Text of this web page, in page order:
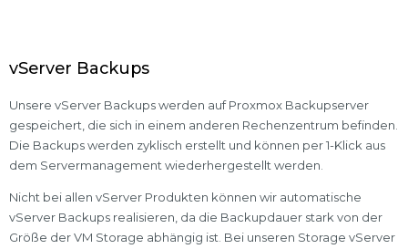
vServer Backups
Unsere vServer Backups werden auf Proxmox Backupserver
gespeichert, die sich in einem anderen Rechenzentrum befinden.
Die Backups werden zyklisch erstellt und können per 1-Klick aus
dem Servermanagement wiederhergestellt werden.
Nicht bei allen vServer Produkten können wir automatische
vServer Backups realisieren, da die Backupdauer stark von der
Größe der VM Storage abhängig ist. Bei unseren Storage vServer